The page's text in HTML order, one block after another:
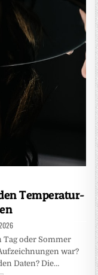
Temperatur-
oder Sommer
war?
Daten? Die…